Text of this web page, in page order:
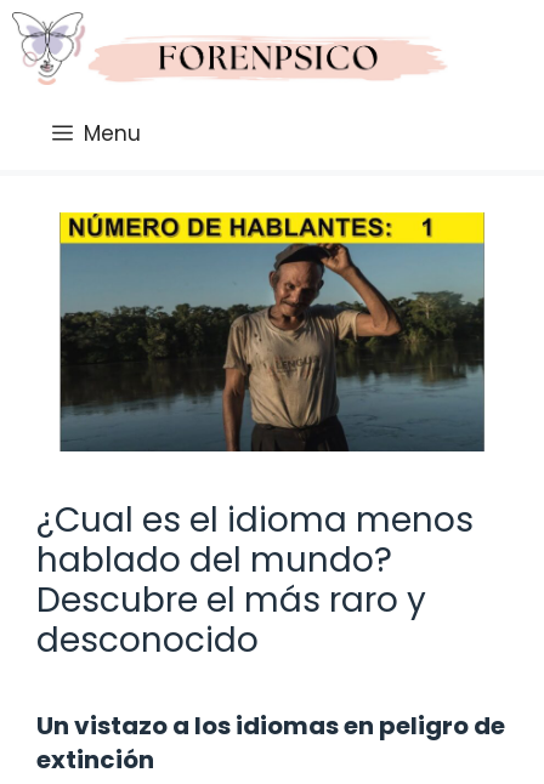
Saltar
al
contenido
Menu
¿Cual es el idioma menos
hablado del mundo?
Descubre el más raro y
desconocido
Un vistazo a los idiomas en peligro de
extinción